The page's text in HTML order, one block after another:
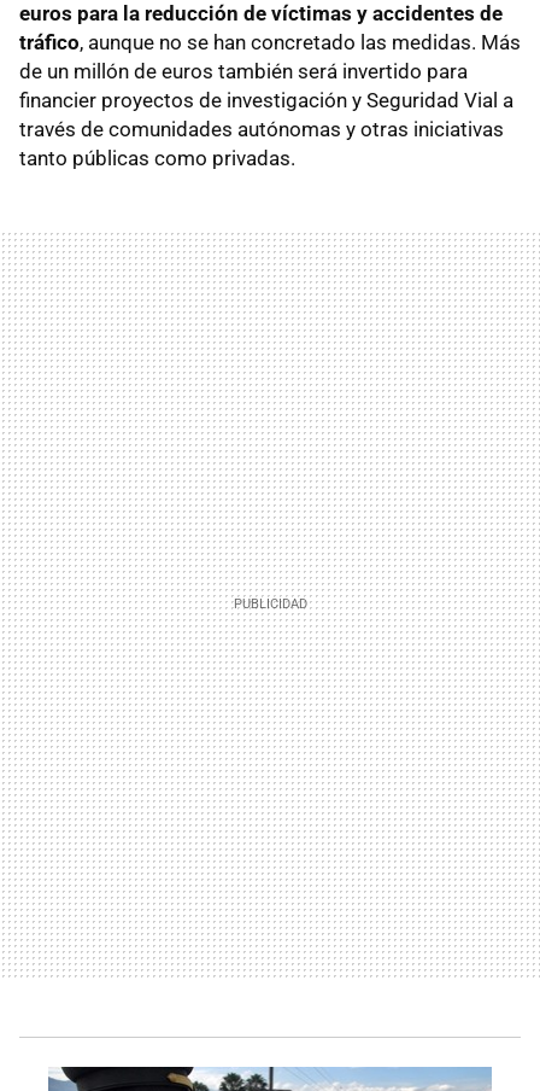
euros para la reducción de víctimas y accidentes de
tráfico, aunque no se han concretado las medidas. Más
de un millón de euros también será invertido para
financier proyectos de investigación y Seguridad Vial a
través de comunidades autónomas y otras iniciativas
tanto públicas como privadas.